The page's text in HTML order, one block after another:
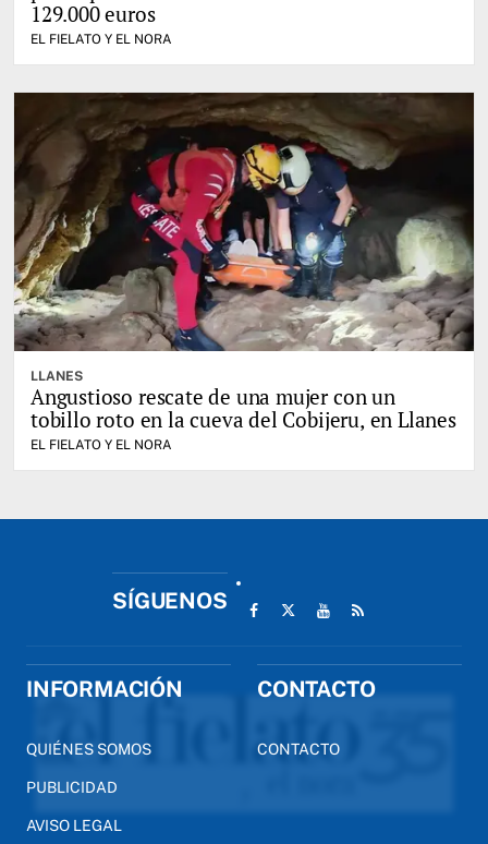
129.000 euros
EL FIELATO Y EL NORA
LLANES
Angustioso rescate de una mujer con un
tobillo roto en la cueva del Cobijeru, en Llanes
EL FIELATO Y EL NORA
SÍGUENOS
INFORMACIÓN
QUIÉNES SOMOS
PUBLICIDAD
AVISO LEGAL
CONTACTO
CONTACTO